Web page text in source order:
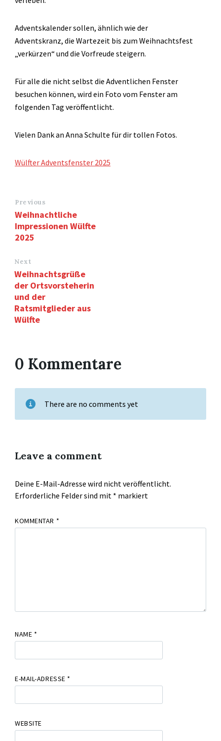
Adventskalender sollen, ähnlich wie der
Adventskranz, die Wartezeit bis zum Weihnachtsfest
„verkürzen“ und die Vorfreude steigern.
Für alle die nicht selbst die Adventlichen Fenster
besuchen können, wird ein Foto vom Fenster am
folgenden Tag veröffentlicht.
Vielen Dank an Anna Schulte für dir tollen Fotos.
Wülfter Adventsfenster 2025
Previous
Weihnachtliche
Impressionen Wülfte
2025
Next
Weihnachtsgrüße
der Ortsvorsteherin
und der
Ratsmitglieder aus
Wülfte
0 Kommentare
There are no comments yet
Leave a comment
Deine E-Mail-Adresse wird nicht veröffentlicht.
Erforderliche Felder sind mit * markiert
KOMMENTAR *
NAME *
E-MAIL-ADRESSE *
WEBSITE